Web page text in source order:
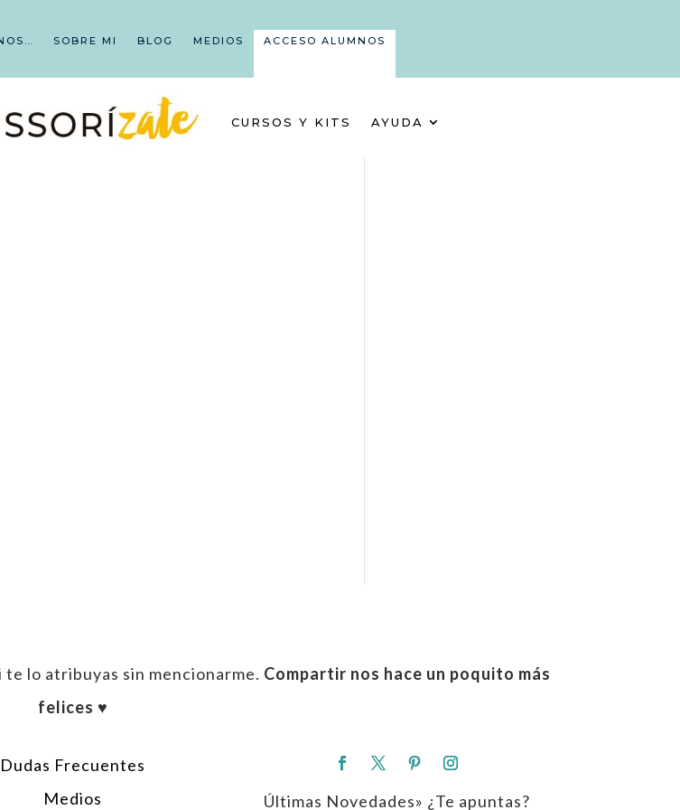
SOBRE MI BLOG MEDIOS ACCESO ALUMNOS
CURSOS Y KITS AYUDA
lo atribuyas sin mencionarme. Compartir nos hace un poquito más
felices ♥︎
Dudas Frecuentes
Medios
Últimas Novedades» ¿Te apuntas?